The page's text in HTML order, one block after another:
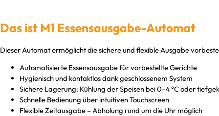
Das ist M1 Essensausgabe-Automat
Dieser Automat ermöglicht die sichere und flexible Ausgabe
Automatisierte Essensausgabe für vorbestellte Gerichte
Hygienisch und kontaktlos dank geschlossenem System
Sichere Lagerung: Kühlung der Speisen bei 0–4 °C oder
Schnelle Bedienung über intuitiven Touchscreen
Flexible Zeitausgabe – Abholung rund um die Uhr möglich